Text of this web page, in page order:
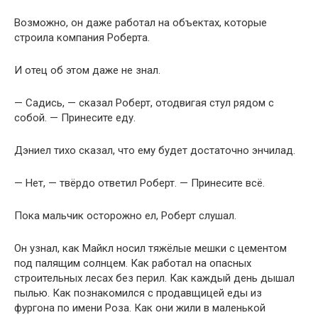
Возможно, он даже работал на объектах, которые
строила компания Роберта.
И отец об этом даже не знал.
— Садись, — сказал Роберт, отодвигая стул рядом с
собой. — Принесите еду.
Дэниел тихо сказал, что ему будет достаточно энчилад.
— Нет, — твёрдо ответил Роберт. — Принесите всё.
Пока мальчик осторожно ел, Роберт слушал.
Он узнал, как Майкл носил тяжёлые мешки с цементом
под палящим солнцем. Как работал на опасных
строительных лесах без перил. Как каждый день дышал
пылью. Как познакомился с продавщицей еды из
фургона по имени Роза. Как они жили в маленькой